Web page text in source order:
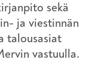
sekä
ja viestinnän
talousasiat
vastuulla.